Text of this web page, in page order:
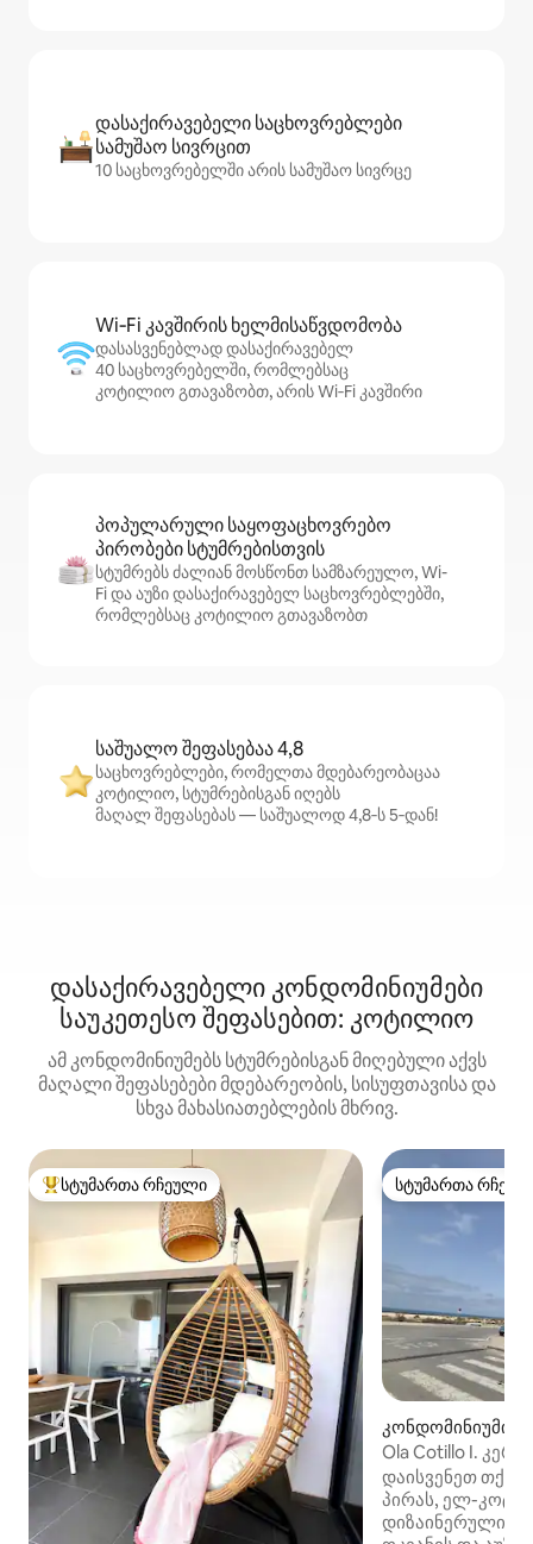
დასაქირავებელი საცხოვრებლები
სამუშაო სივრცით
10 საცხოვრებელში არის სამუშაო სივრცე
Wi‑Fi კავშირის ხელმისაწვდომობა
დასასვენებლად დასაქირავებელ
40 საცხოვრებელში, რომლებსაც
კოტილიო გთავაზობთ, არის Wi‑Fi კავშირი
პოპულარული საყოფაცხოვრებო
პირობები სტუმრებისთვის
სტუმრებს ძალიან მოსწონთ სამზარეულო, Wi-
Fi და აუზი დასაქირავებელ საცხოვრებლებში,
რომლებსაც კოტილიო გთავაზობთ
საშუალო შეფასებაა 4,8
საცხოვრებლები, რომელთა მდებარეობაცაა
კოტილიო, სტუმრებისგან იღებს
მაღალ შეფასებას — საშუალოდ 4,8‑ს 5‑დან!
დასაქირავებელი კონდომინიუმები
საუკეთესო შეფასებით: კოტილიო
ამ კონდომინიუმებს სტუმრებისგან მიღებული აქვს
მაღალი შეფასებები მდებარეობის, სისუფთავისა და
სხვა მახასიათებლების მხრივ.
სტუმართა რჩეული მოწინავე ვარიანტი
სტუმართა რჩეული სტუმართა
სტუმართა
კონდომინიუმი
ო)
Ola Cotillo I.
ზღვაზე.
დაისვენეთ
პირას, ელ-
დიზაინერული